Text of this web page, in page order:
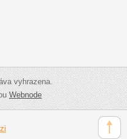
vyhrazena.
Webnode